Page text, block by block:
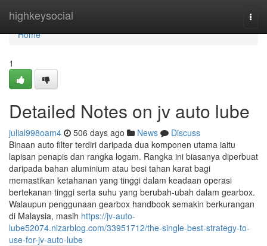
highkeysocial
Home
Home
1
Detailed Notes on jv auto lube
julial998oam4 506 days ago News
Discuss
Binaan auto filter terdiri daripada dua komponen utama iaitu
lapisan penapis dan rangka logam. Rangka ini biasanya diperbuat
daripada bahan aluminium atau besi tahan karat bagi
memastikan ketahanan yang tinggi dalam keadaan operasi
bertekanan tinggi serta suhu yang berubah-ubah dalam gearbox.
Walaupun penggunaan gearbox handbook semakin berkurangan
di Malaysia, masih https://jv-auto-
lube52074.nizarblog.com/33951712/the-single-best-strategy-to-
use-for-jv-auto-lube